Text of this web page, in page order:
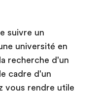
suivre un
université en
recherche d'un
cadre d'un
vous rendre utile